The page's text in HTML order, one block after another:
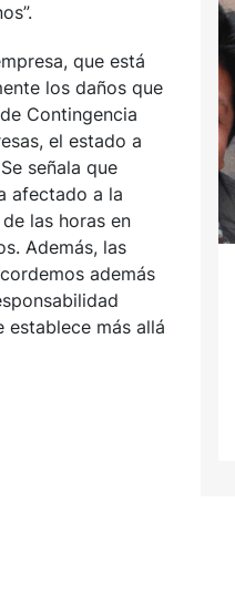
que está
los daños que
Contingencia
el estado a
señala que
afectado a la
las horas en
Además, las
además
más allá